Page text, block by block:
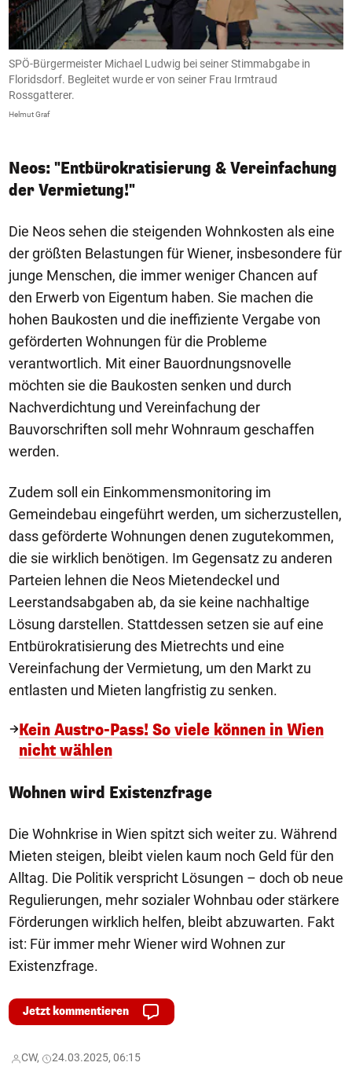
SPÖ-Bürgermeister Michael Ludwig bei seiner Stimmabgabe in
Floridsdorf. Begleitet wurde er von seiner Frau Irmtraud
Rossgatterer.
Helmut Graf
Neos: "Entbürokratisierung & Vereinfachung
der Vermietung!"
Die Neos sehen die steigenden Wohnkosten als eine
der größten Belastungen für Wiener, insbesondere für
junge Menschen, die immer weniger Chancen auf
den Erwerb von Eigentum haben. Sie machen die
hohen Baukosten und die ineffiziente Vergabe von
geförderten Wohnungen für die Probleme
verantwortlich. Mit einer Bauordnungsnovelle
möchten sie die Baukosten senken und durch
Nachverdichtung und Vereinfachung der
Bauvorschriften soll mehr Wohnraum geschaffen
werden.
Zudem soll ein Einkommensmonitoring im
Gemeindebau eingeführt werden, um sicherzustellen,
dass geförderte Wohnungen denen zugutekommen,
die sie wirklich benötigen. Im Gegensatz zu anderen
Parteien lehnen die Neos Mietendeckel und
Leerstandsabgaben ab, da sie keine nachhaltige
Lösung darstellen. Stattdessen setzen sie auf eine
Entbürokratisierung des Mietrechts und eine
Vereinfachung der Vermietung, um den Markt zu
entlasten und Mieten langfristig zu senken.
Kein Austro-Pass! So viele können in Wien
nicht wählen
Wohnen wird Existenzfrage
Die Wohnkrise in Wien spitzt sich weiter zu. Während
Mieten steigen, bleibt vielen kaum noch Geld für den
Alltag. Die Politik verspricht Lösungen – doch ob neue
Regulierungen, mehr sozialer Wohnbau oder stärkere
Förderungen wirklich helfen, bleibt abzuwarten. Fakt
ist: Für immer mehr Wiener wird Wohnen zur
Existenzfrage.
Jetzt kommentieren
CW, 24.03.2025, 06:15